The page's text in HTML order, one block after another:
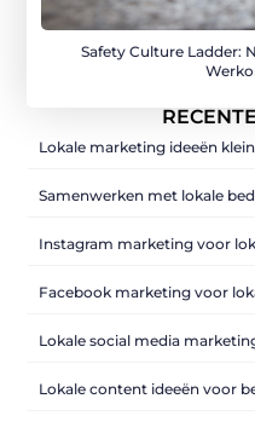
Safety Culture Ladder:
Lokale marketing ideeën
Samenwerken met lokale
Instagram marketing voor
Facebook marketing voor
Lokale social media
Lokale content ideeën voor